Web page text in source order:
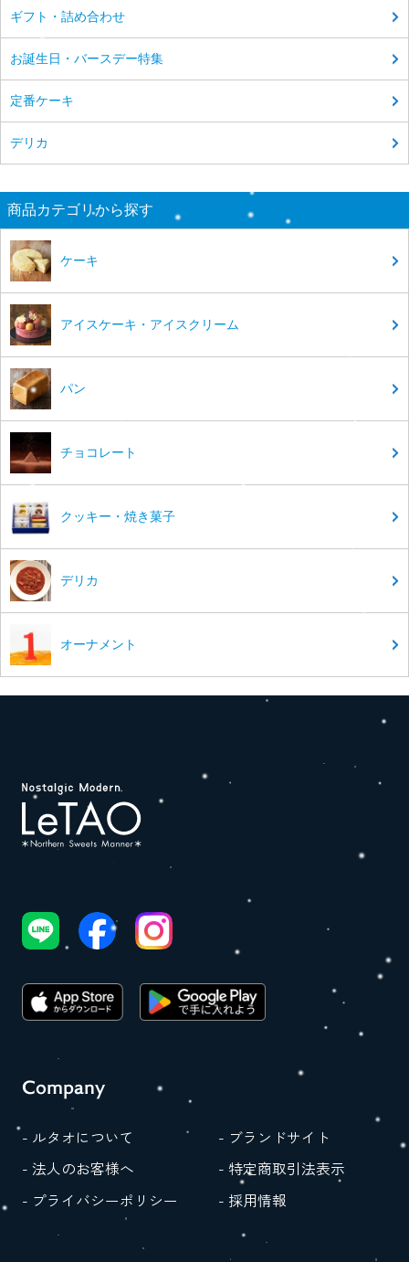
ギフト・詰め合わせ
お誕生日・バースデー特集
定番ケーキ
デリカ
商品カテゴリから探す
ケーキ
アイスケーキ・アイスクリーム
パン
チョコレート
クッキー・焼き菓子
デリカ
オーナメント
Company
- ルタオについて
- ブランドサイト
- 法人のお客様へ
- 特定商取引法表示
- プライバシーポリシー
- 採用情報